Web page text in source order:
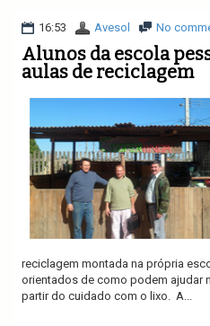
16:53 Avesol No
Alunos da escola
aulas de reciclagem
reciclagem montada na própria
orientados de como podem ajudar
partir do cuidado com o lixo. A...